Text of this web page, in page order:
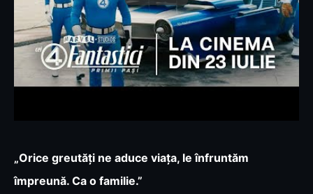
„Orice greutăți ne aduce viața, le înfruntăm
împreună. Ca o familie.”